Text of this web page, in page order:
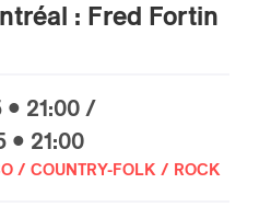
: Fred Fortin
• 21:00 /
• 21:00
/ COUNTRY-FOLK / ROCK